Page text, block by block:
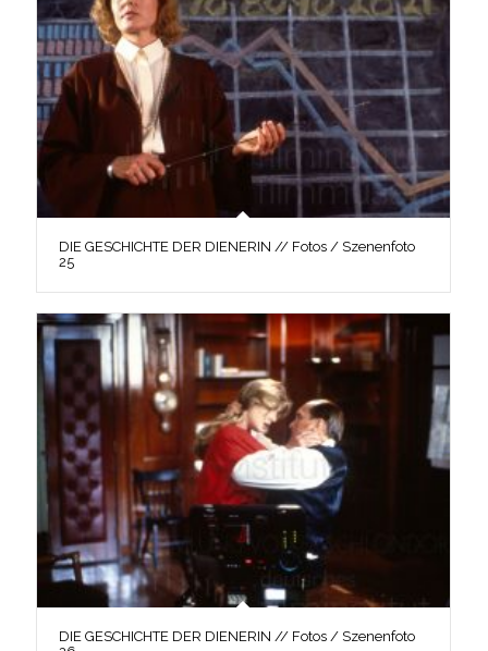
DIE GESCHICHTE DER DIENERIN // Fotos / Szenenfoto
25
DIE GESCHICHTE DER DIENERIN // Fotos / Szenenfoto